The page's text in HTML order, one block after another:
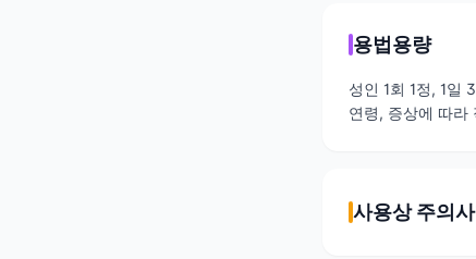
용법용량
성인 1회 1정, 1일
연령, 증상에 따라
사용상 주의